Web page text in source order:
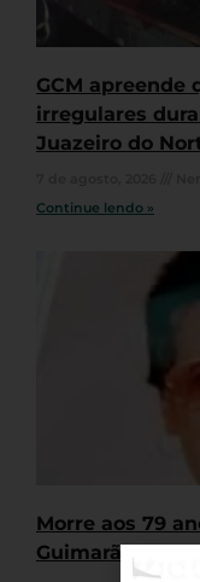
GCM apreende
irregulares
Juazeiro do
Continue lendo »
Morre aos 79
Guimarães, ex-